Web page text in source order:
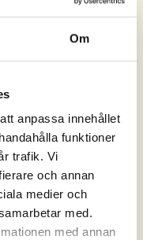
Om
anpassa innehållet
funktioner
trafik. Vi
och annan
medier och
med.
med annan
dyp, rotvolum ca 1